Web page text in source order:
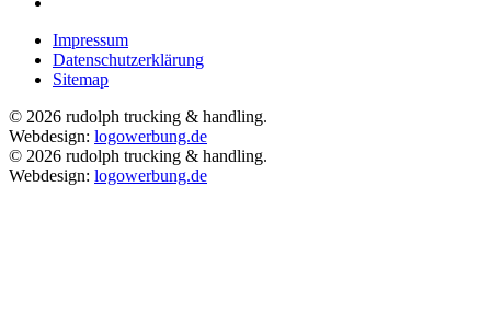
Impressum
Datenschutzerklärung
Sitemap
© 2026 rudolph trucking & handling.
Webdesign: logowerbung.de
© 2026 rudolph trucking & handling.
Webdesign: logowerbung.de